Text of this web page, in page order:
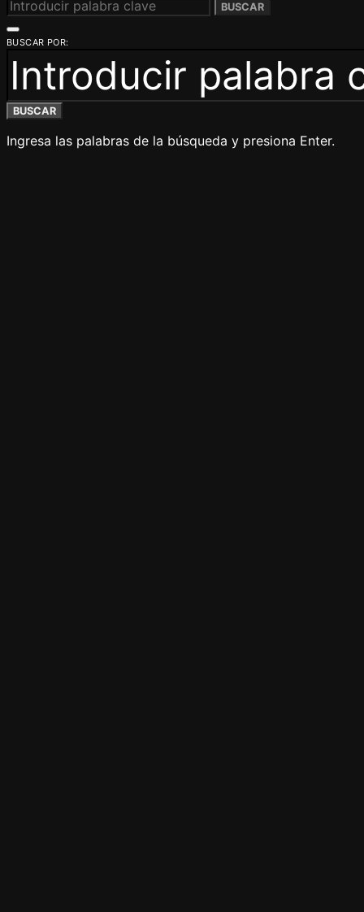
BUSCAR
BUSCAR POR:
BUSCAR
Ingresa las palabras de la búsqueda y presiona Enter.